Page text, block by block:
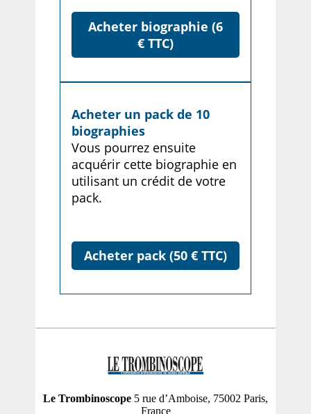
Acheter biographie (6
€ TTC)
Acheter un pack de 10
biographies
Vous pourrez ensuite
acquérir cette biographie en
utilisant un crédit de votre
pack.
Acheter pack (50 € TTC)
Le Trombinoscope 5 rue d’Amboise, 75002 Paris,
France